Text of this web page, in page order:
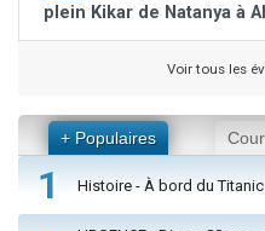
plein Kikar de Natanya à
Voir tous les
+ Populaires
1 Histoire - À bord du Titanic